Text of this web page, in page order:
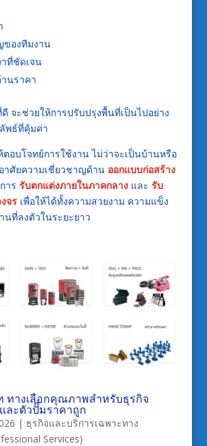
ของทีมงาน
ที่ชัดเจน
นราคา
จะช่วยให้การปรับปรุงพื้นที่เป็นไปอย่าง
พธ์ที่คุ้มค่า
อบโจทย์การใช้งาน ไม่ว่าจะเป็นบ้านหรือ
าศัยความเชี่ยวชาญด้าน ออกแบบก่อสร้าง
าร รับตกแต่งภายในภาคกลางและ รับ
จรเพื่อให้ได้ทั้งความสวยงาม ความแข็ง
นที่ลงตัวในระยะยาว
ทางเลือกคุณภาพสำหรับธุรกิจ
ะตัวปั๊มราคาถูก
| ธุรกิจและบริการเฉพาะทาง
Services)